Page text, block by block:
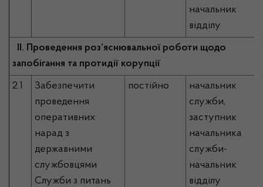
начальник
відділу
ІІ. Проведення роз’яснювальної роботи щодо
запобігання та протидії корупції
2.1
Забезпечити
проведення
оперативних
нарад з
державними
службовцями
Служби з питань
постійно
начальник
служби,
заступник
начальника
служби-
начальник
відділу